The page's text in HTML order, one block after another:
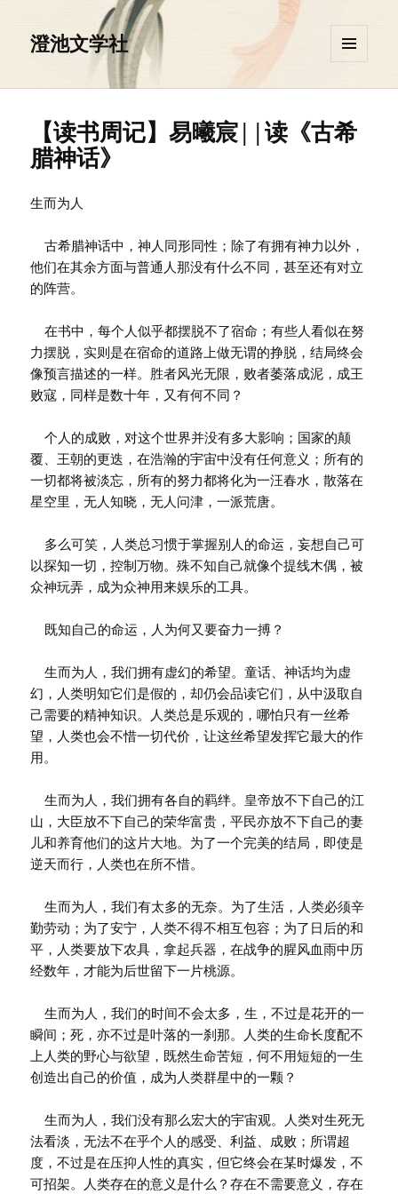
澄池文学社
挂件
【读书周记】易曦宸||读《古希
腊神话》
生而为人
古希腊神话中，神人同形同性；除了有拥有神力以外，
他们在其余方面与普通人那没有什么不同，甚至还有对立
的阵营。
在书中，每个人似乎都摆脱不了宿命；有些人看似在努
力摆脱，实则是在宿命的道路上做无谓的挣脱，结局终会
像预言描述的一样。胜者风光无限，败者萎落成泥，成王
败寇，同样是数十年，又有何不同？
个人的成败，对这个世界并没有多大影响；国家的颠
覆、王朝的更迭，在浩瀚的宇宙中没有任何意义；所有的
一切都将被淡忘，所有的努力都将化为一汪春水，散落在
星空里，无人知晓，无人问津，一派荒唐。
多么可笑，人类总习惯于掌握别人的命运，妄想自己可
以探知一切，控制万物。殊不知自己就像个提线木偶，被
众神玩弄，成为众神用来娱乐的工具。
既知自己的命运，人为何又要奋力一搏？
生而为人，我们拥有虚幻的希望。童话、神话均为虚
幻，人类明知它们是假的，却仍会品读它们，从中汲取自
己需要的精神知识。人类总是乐观的，哪怕只有一丝希
望，人类也会不惜一切代价，让这丝希望发挥它最大的作
用。
生而为人，我们拥有各自的羁绊。皇帝放不下自己的江
山，大臣放不下自己的荣华富贵，平民亦放不下自己的妻
儿和养育他们的这片大地。为了一个完美的结局，即使是
逆天而行，人类也在所不惜。
生而为人，我们有太多的无奈。为了生活，人类必须辛
勤劳动；为了安宁，人类不得不相互包容；为了日后的和
平，人类要放下农具，拿起兵器，在战争的腥风血雨中历
经数年，才能为后世留下一片桃源。
生而为人，我们的时间不会太多，生，不过是花开的一
瞬间；死，亦不过是叶落的一刹那。人类的生命长度配不
上人类的野心与欲望，既然生命苦短，何不用短短的一生
创造出自己的价值，成为人类群星中的一颗？
生而为人，我们没有那么宏大的宇宙观。人类对生死无
法看淡，无法不在乎个人的感受、利益、成败；所谓超
度，不过是在压抑人性的真实，但它终会在某时爆发，不
可招架。人类存在的意义是什么？存在不需要意义，存在